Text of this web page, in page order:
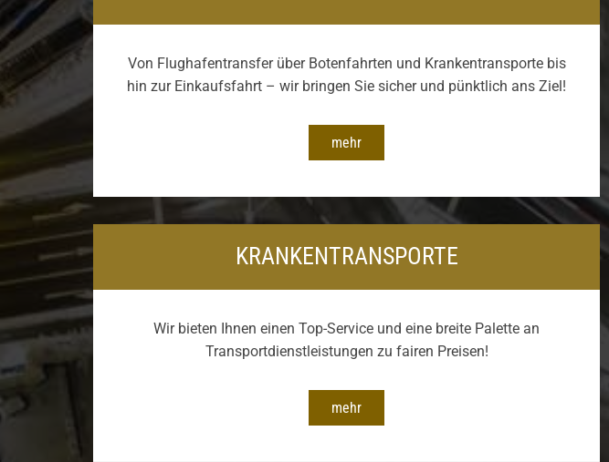
Von Flughafentransfer über Botenfahrten und Krankentransporte bis
hin zur Einkaufsfahrt – wir bringen Sie sicher und pünktlich ans Ziel!
mehr
KRANKENTRANSPORTE
Wir bieten Ihnen einen Top-Service und eine breite Palette an
Transportdienstleistungen zu fairen Preisen!
mehr